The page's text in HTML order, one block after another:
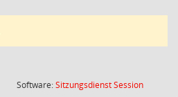
Software:SitzungsdienstSession(Wird in